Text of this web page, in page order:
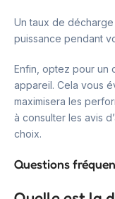
Un taux de
puissance pendant
Enfin, optez pour un
appareil. Cela vous
maximisera les
à consulter les avis
choix.
Questions